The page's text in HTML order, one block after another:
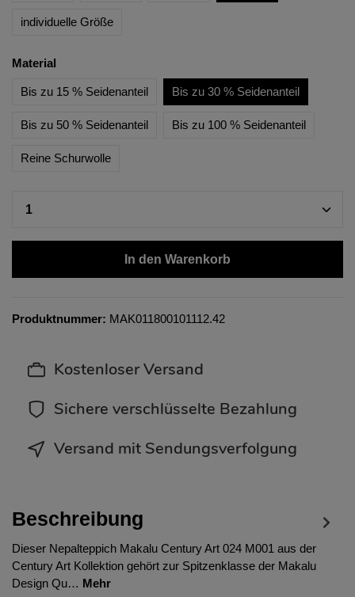
individuelle Größe
Material
Bis zu 15 % Seidenanteil Bis zu 30 % Seidenanteil
Bis zu 50 % Seidenanteil Bis zu 100 % Seidenanteil
Reine Schurwolle
In den Warenkorb
Produktnummer: MAK011800101112.42
Kostenloser Versand
Sichere verschlüsselte Bezahlung
Versand mit Sendungsverfolgung
Beschreibung
Dieser Nepalteppich Makalu Century Art 024 M001 aus der
Century Art Kollektion gehört zur Spitzenklasse der Makalu
Design Qu… Mehr